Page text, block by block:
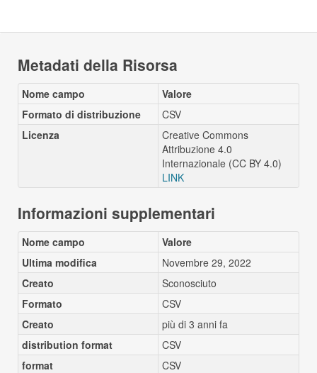
Metadati della Risorsa
Nome campo
Valore
Formato di distribuzione
CSV
Licenza
Creative Commons
Attribuzione 4.0
Internazionale (CC BY 4.0)
LINK
Informazioni supplementari
Nome campo
Valore
Ultima modifica
Novembre 29, 2022
Creato
Sconosciuto
Formato
CSV
Creato
più di 3 anni fa
distribution format
CSV
format
CSV